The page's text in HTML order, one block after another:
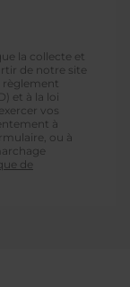
la collecte et
de notre site
règlement
et à la loi
vos
à
ou à
de